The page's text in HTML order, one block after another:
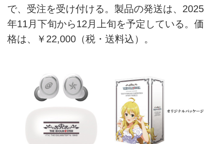
で、受注を受け付ける。製品の発送は、2025
年11月下旬から12月上旬を予定している。価
格は、￥22,000（税・送料込）。